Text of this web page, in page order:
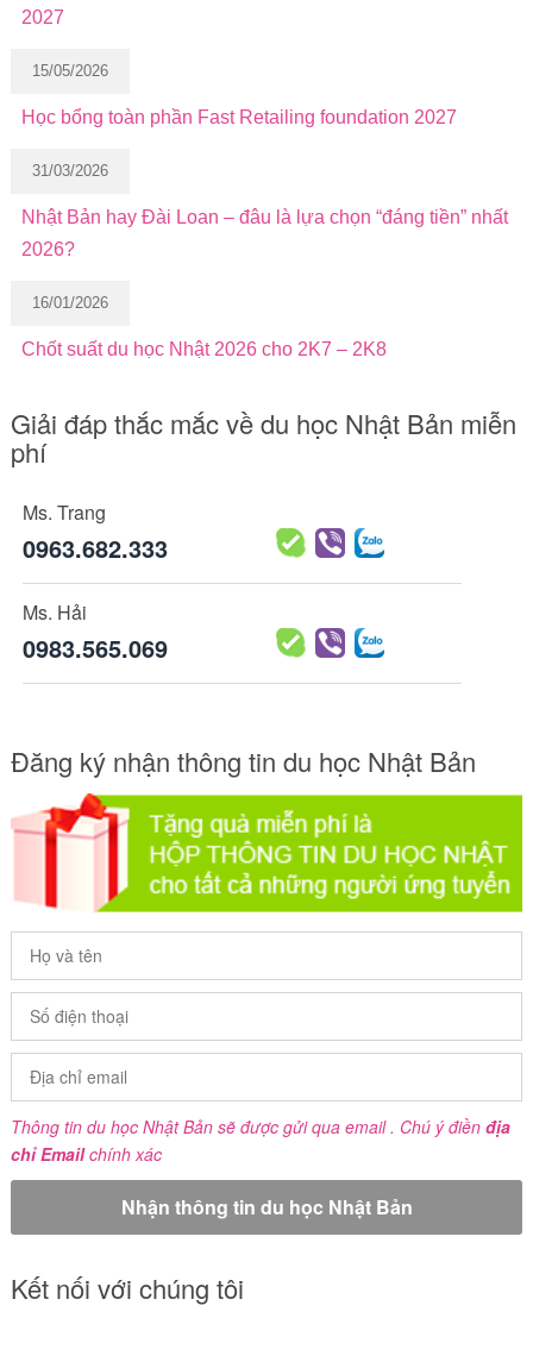
2027
15/05/2026
Học bổng toàn phần Fast Retailing foundation 2027
31/03/2026
Nhật Bản hay Đài Loan – đâu là lựa chọn “đáng tiền” nhất
2026?
16/01/2026
Chốt suất du học Nhật 2026 cho 2K7 – 2K8
Giải đáp thắc mắc về du học Nhật Bản miễn
phí
Ms. Trang
0963.682.333
Ms. Hải
0983.565.069
Đăng ký nhận thông tin du học Nhật Bản
Thông tin du học Nhật Bản sẽ được gửi qua email . Chú ý điền địa
chỉ Emailchính xác
Kết nối với chúng tôi